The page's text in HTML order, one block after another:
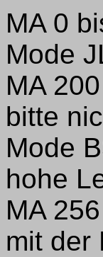
MA 0
Mode
MA
bitte
Mode
hohe
MA
mit der